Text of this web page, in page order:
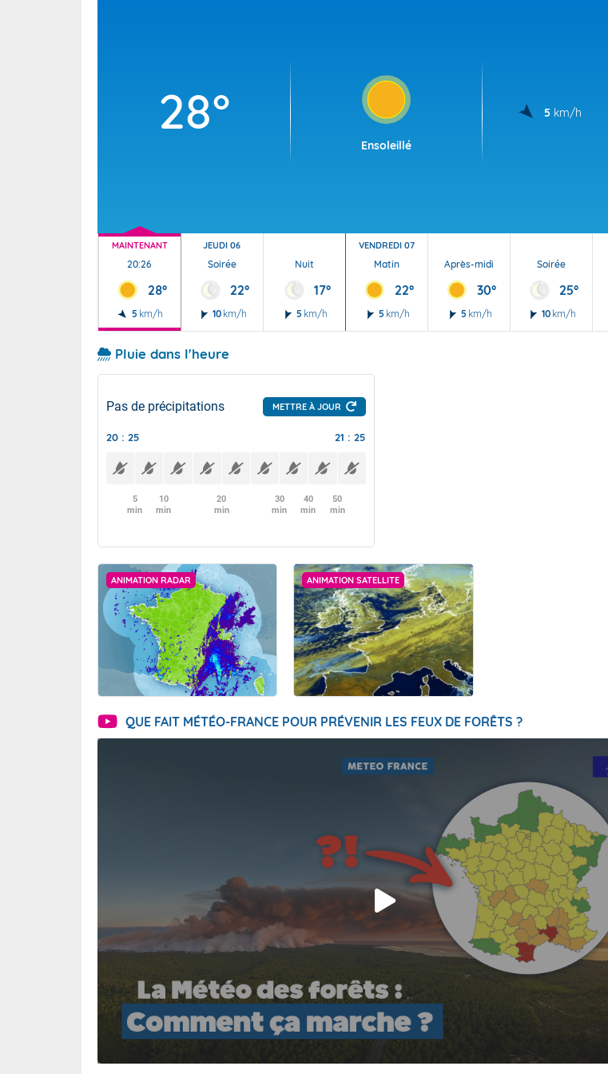
28°
Ensoleillé
5 km/h
MAINTENANT
20:26
28°
5 km/h
JEUDI 06
Soirée
22°
10 km/h
Nuit
17°
5 km/h
VENDREDI 07
Matin
22°
5 km/h
Après-midi
30°
5 km/h
Soirée
25°
10 km/h
Pluie dans l'heure
Pas de précipitations METTRE À JOUR
20 : 25 21 : 25
5
min
10
min
20
min
30
min
40
min
50
min
ANIMATION RADAR ANIMATION SATELLITE
QUE FAIT MÉTÉO-FRANCE POUR PRÉVENIR LES FEUX DE FORÊTS ?